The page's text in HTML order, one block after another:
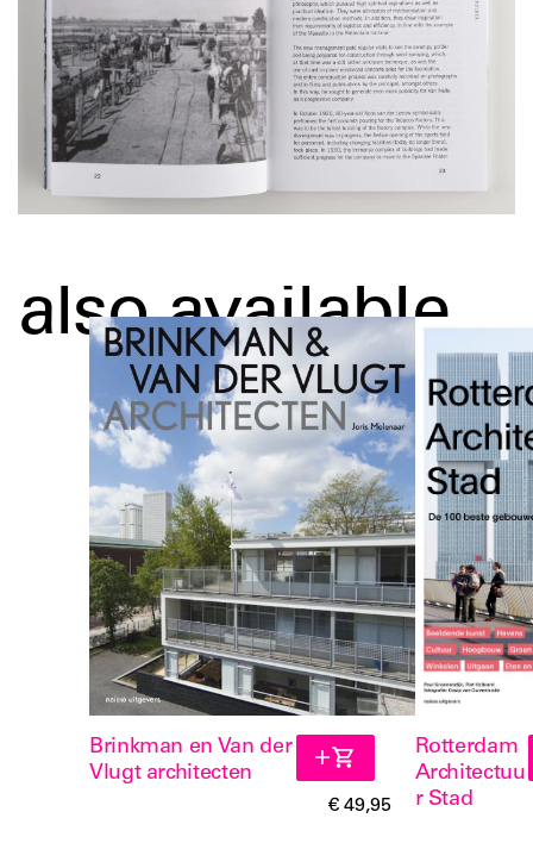
also available
Brinkman en Van der
Vlugt architecten
€ 49,95
Rotterdam
Architectuu
r Stad